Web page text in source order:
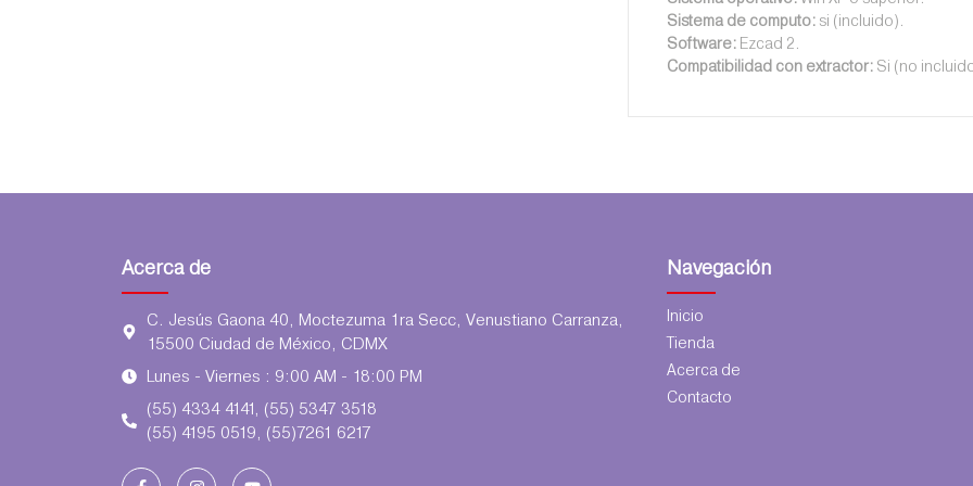
Sistema de computo: si (incluido).
Software: Ezcad 2.
Compatibilidad con extractor: Si (no
Acerca de
C. Jesús Gaona 40, Moctezuma 1ra Secc, Venustiano Carranza,
15500 Ciudad de México, CDMX
Lunes - Viernes : 9:00 AM - 18:00 PM
(55) 4334 4141, (55) 5347 3518
(55) 4195 0519, (55)7261 6217
Navegación
Inicio
Tienda
Acerca de
Contacto